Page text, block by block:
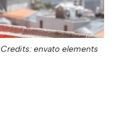
Credits: envato elements;